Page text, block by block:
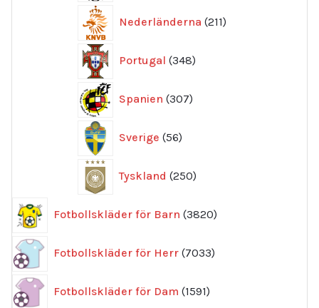
Nederländerna 211
produkter
Portugal 348
produkter
Spanien 307
produkter
Sverige 56
produkter
Tyskland 250
produkter
Fotbollskläder för Barn 3820
produkter
Fotbollskläder för Herr 7033
produkter
Fotbollskläder för Dam 1591
produkter